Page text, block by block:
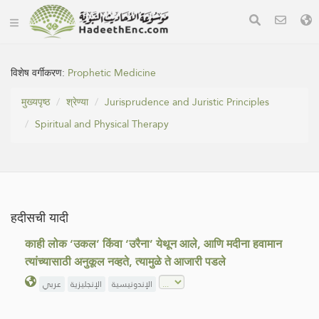
विशेष वर्गीकरण: Prophetic Medicine
मुख्यपृष्ठ
श्रेण्या
Jurisprudence and Juristic Principles
Spiritual and Physical Therapy
हदीसची यादी
काही लोक ‘उकल’ किंवा ‘उरैना’ येथून आले, आणि मदीना हवामान
त्यांच्यासाठी अनुकूल नव्हते, त्यामुळे ते आजारी पडले
عربي الإنجليزية الإندونيسية